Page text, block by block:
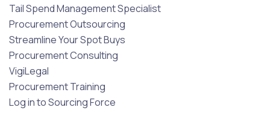
Tail Spend Management Specialist
Procurement Outsourcing
Streamline Your Spot Buys
Procurement Consulting
VigiLegal
Procurement Training
Log in to Sourcing Force